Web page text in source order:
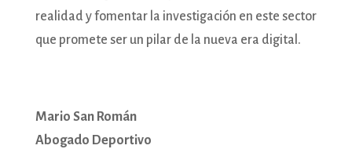
realidad y fomentar la investigación en este sector
que promete ser un pilar de la nueva era digital.
Mario San Román
Abogado Deportivo